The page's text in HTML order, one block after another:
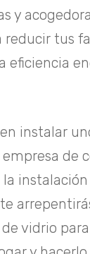
y
reducir tus
eficiencia
instalar
de
vidrio